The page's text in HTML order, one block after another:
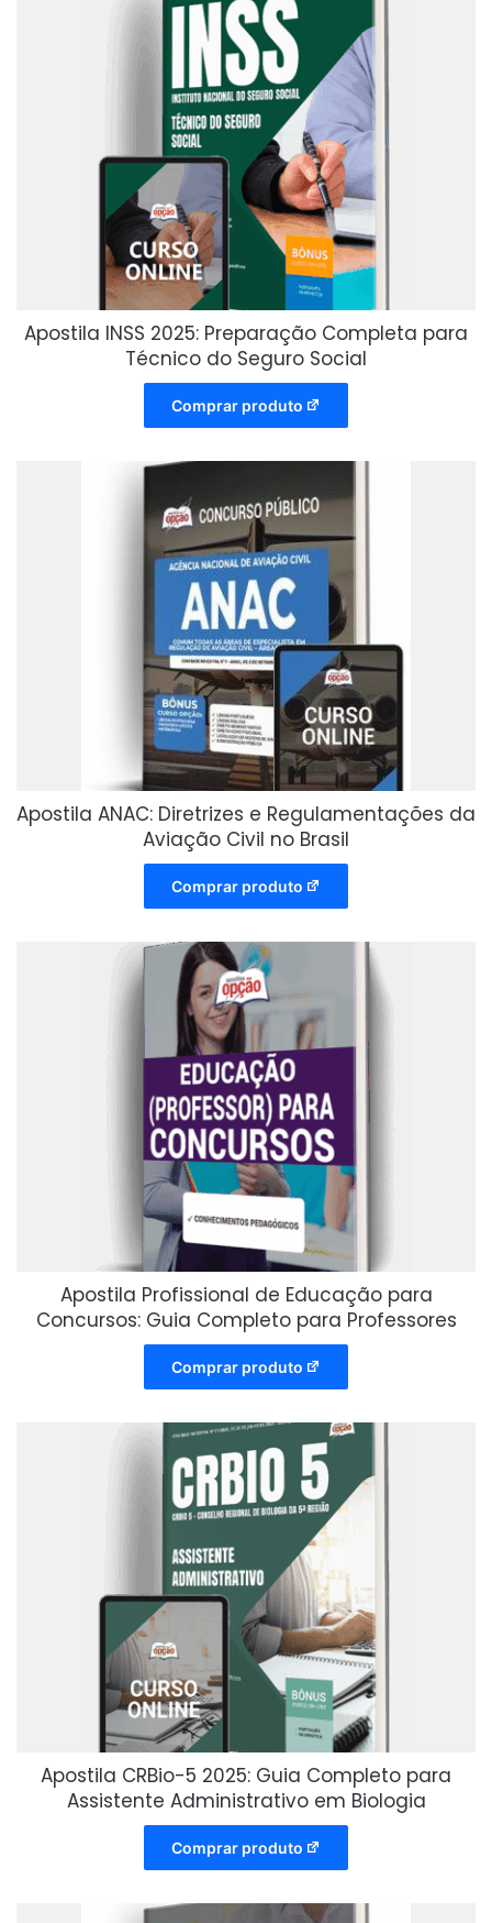
Apostila INSS 2025: Preparação Completa para
Técnico do Seguro Social
Comprar produto
Apostila ANAC: Diretrizes e Regulamentações da
Aviação Civil no Brasil
Comprar produto
Apostila Profissional de Educação para
Concursos: Guia Completo para Professores
Comprar produto
Apostila CRBio-5 2025: Guia Completo para
Assistente Administrativo em Biologia
Comprar produto